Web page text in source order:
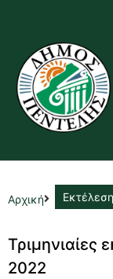
Αρχική
Τριμηνιαίες
2022